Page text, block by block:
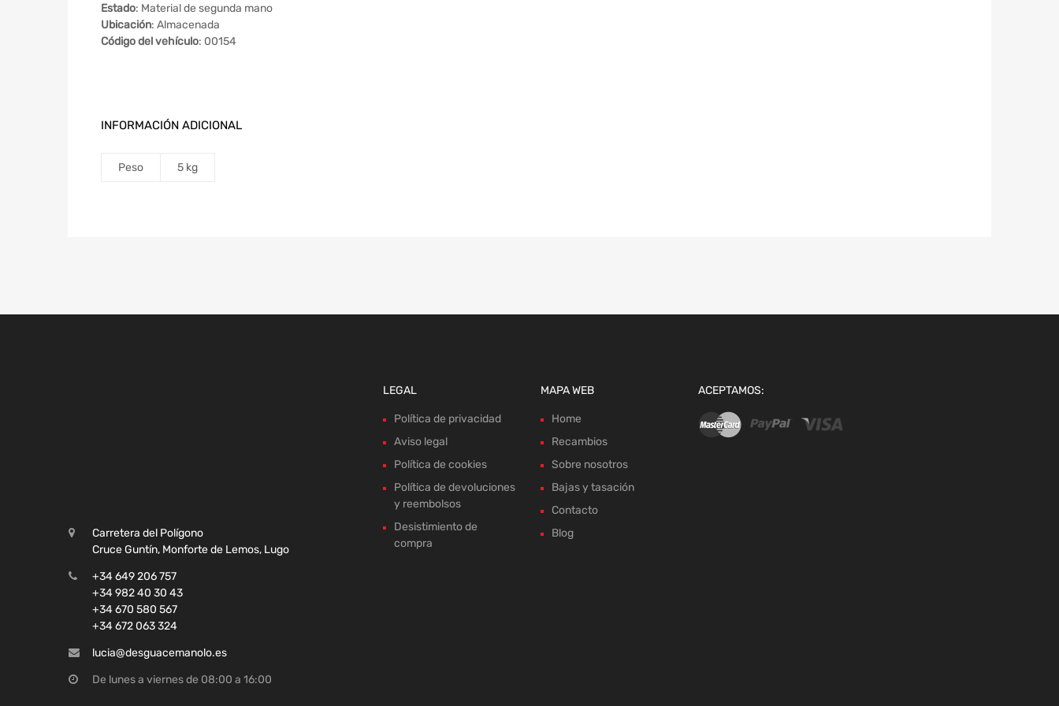
Estado: Material de segunda mano
Ubicación: Almacenada
Código del vehículo: 00154
INFORMACIÓN ADICIONAL
Peso 5 kg
+34 982 40 30 43
+34 670 580 567
lucia@desguacemanolo.es
De lunes a viernes de 08:00 a 16:00
NUESTRAS REDES SOCIALES:
LEGAL
Política de privacidad
Aviso legal
Política de cookies
Política de devoluciones
y reembolsos
Desistimiento de
compra
MAPA WEB
Home
Recambios
Sobre nosotros
Bajas y tasación
Contacto
Blog
ACEPTAMOS: